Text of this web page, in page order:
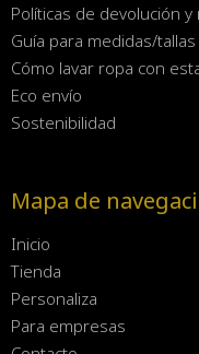
Políticas de devolución
Guía para medidas/tallas
Cómo lavar ropa con
Eco envío
Sostenibilidad
Mapa de
Inicio
Tienda
Personaliza
Para empresas